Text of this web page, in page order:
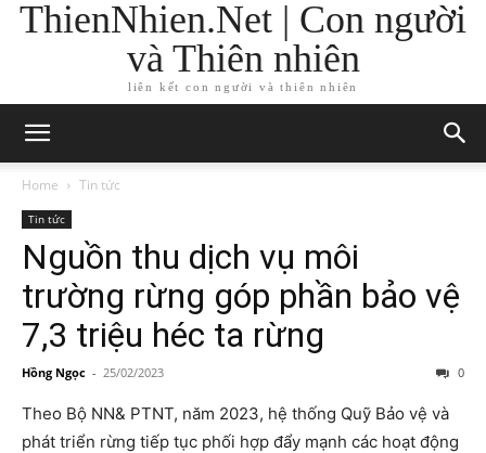
ThienNhien.Net | Con người
và Thiên nhiên
liên kết con người và thiên nhiên
Home Tin tức
Tin tức
Nguồn thu dịch vụ môi
trường rừng góp phần bảo vệ
7,3 triệu héc ta rừng
Hồng Ngọc - 25/02/2023 0
Theo Bộ NN& PTNT, năm 2023, hệ thống Quỹ Bảo vệ và
phát triển rừng tiếp tục phối hợp đẩy mạnh các hoạt động